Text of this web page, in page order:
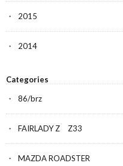
2015
2014
Categories
86/brz
FAIRLADY Z Z33
MAZDA ROADSTER